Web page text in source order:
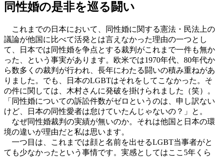
同性婚の是非を巡る闘い
これまでの日本において、同性婚に関する憲法・民法上の
議論が他国に比べて活発とは言えなかった理由の一つとし
て、日本では同性婚を争点とする裁判がこれまで一件も無か
った、という事実があります。欧米では1970年代、80年代か
ら数多くの裁判が行われ、長年にわたる闘いの積み重ねがあ
りました。でも、日本のLGBTはそれをしてこなかった。そ
の件に関しては、木村さんに発破を掛けられました（笑）。
「同性婚についての訴訟件数がゼロというのは、申し訳ない
けど、日本の同性愛者は怠けていたんじゃないの？」と。
なぜ同性婚裁判の実績が無いのか。それは他国と日本の環
境の違いが理由だと私は思います。
一つ目は、これまでは顔と名前を出せるLGBT当事者がと
ても少なかったという事情です。実感としてはここ5年くら